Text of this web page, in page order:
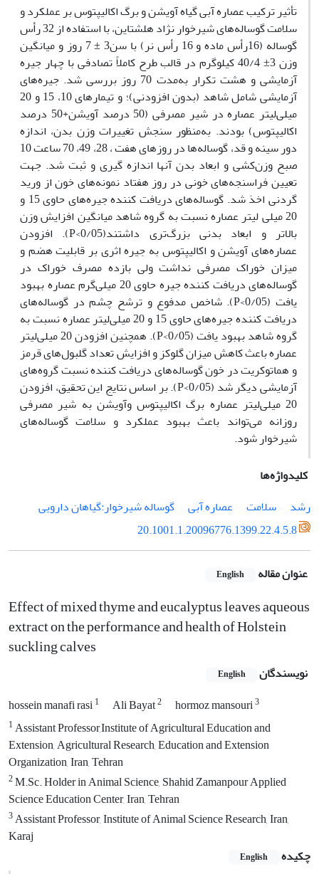
تأثیر ترکیب عصاره آبی گیاه آویشن و برگ اکالیپتوس بر عملکرد و
سلامت گوساله‌های شیرخوار نژاد هلشتاین، با استفاده از 32 رأس
گوساله (16رأس ماده و 16 رأس نر) با سن3 ± 7 روز و میانگین
وزن 3± 40/4 کیلوگرم در قالب طرح کاملاً تصادفی با چهار جیره
آزمایشی و هشت تکرار به‌مدت 70 روز بررسی شد. جیره‌های
آزمایشی شامل شاهد (بدون افزودنی)؛ و تیمارهای 10، 15 و 20
میلی‌لیتر عصاره در شیر مصرفی (50 درصد آویشن+50 درصد
اکالیپتوس) بودند. به‌منظور سنجش تغییرات وزن بدن، اندازه
دور سینه و قد، گوساله‌ها در روزهای هفت ، 28، 49، 70 ساعت 10
صبح وزن‌کشی و ابعاد بدن آنها اندازه گیری و ثبت شد. جهت
تعیین فراسنجه‌های خونی در روز هفتاد نمونه‌های خون از ورید
گردنی اخذ شد. گوساله‌های دریافت کننده جیره‌های حاوی 15 و
20 میلی لیتر عصاره نسبت به گروه شاهد میانگین افزایش وزن
بالاتر و ابعاد بدنی بزرگ‌تری داشتند(0/05>P). افزودن
عصاره‌های آویشن و اکالیپتوس به جیره اثری بر قابلیت هضم و
میزان خوراک مصرفی نداشت ولی بازده مصرف خوراک در
گوساله‌های دریافت کننده جیره حاوی 20 میلی‌گرم عصاره بهبود
یافت (0/05>P). شاخص مدفوع و ترشح چشم در گوساله‌های
دریافت کننده جیره‌های حاوی 15 و 20 میلی‌لیتر عصاره نسبت به
گروه شاهد بهبود یافت (0/05>P). همچنین افزودن 20 میلی‌لیتر
عصاره باعث کاهش میزان گلوکز و افزایش تعداد گلبول‌های قرمز
و هماتوکریت در خون گوساله‌های دریافت کننده نسبت گروه‌های
آزمایشی دیگر شد (0/05>P). بر اساس نتایج این تحقیق، افزودن
20 میلی‌لیتر عصاره برگ اکالیپتوس وآویشن به شیر مصرفی
روزانه می‌تواند باعث بهبود عملکرد و سلامت گوساله‌های
شیرخوار شود.
کلیدواژه‌ها
رشد
سلامت عصاره آبی
گوساله شیرخوار:گیاهان دارویی
20.1001.1.20096776.1399.22.4.5.8
عنوان مقاله English
Effect of mixed thyme and eucalyptus leaves aqueous
extract on the performance and health of Holstein
suckling calves
نویسندگان English
hossein manafi rasi1 Ali Bayat2 hormoz mansouri3
1Assistant Professor,Institute of Agricultural Education and
Extension, Agricultural Research, Education and Extension
Organization, Iran, Tehran
2M.Sc. Holder in Animal Science, Shahid Zamanpour Applied
Science Education Center, Iran, Tehran
3Assistant Professor, Institute of Animal Science Research, Iran,
Karaj
چکیده
English